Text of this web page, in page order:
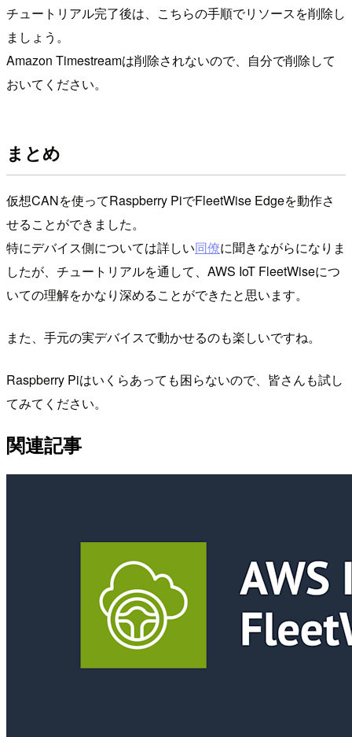
チュートリアル完了後は、こちらの手順でリソースを削除し
ましょう。
Amazon Timestreamは削除されないので、自分で削除して
おいてください。
まとめ
仮想CANを使ってRaspberry PiでFleetWise Edgeを動作さ
せることができました。
特にデバイス側については詳しい同僚に聞きながらになりま
したが、チュートリアルを通して、AWS IoT FleetWiseにつ
いての理解をかなり深めることができたと思います。
また、手元の実デバイスで動かせるのも楽しいですね。
Raspberry Piはいくらあっても困らないので、皆さんも試し
てみてください。
関連記事